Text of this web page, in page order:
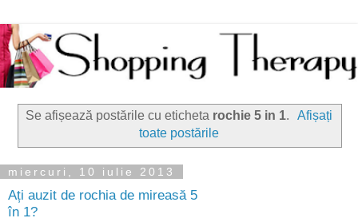
Se afișează postările cu eticheta rochie 5 in 1.
Afișați
toate postările
miercuri, 10 iulie 2013
Ați auzit de rochia de mireasă 5
în 1?